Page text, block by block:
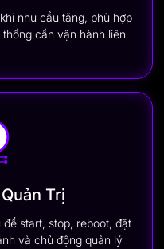
nhu cầu tăng, phù hợp
cần vận hành liên
Trị
start, stop, reboot, đặt
và chủ động quản lý